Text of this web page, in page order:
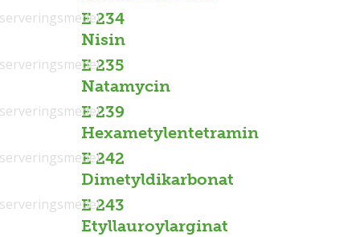
E 234
Nisin
E 235
Natamycin
E 239
Hexametylentetramin
E 242
Dimetyldikarbonat
E 243
Etyllauroylarginat